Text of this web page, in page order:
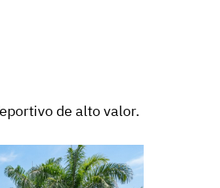
de alto valor.